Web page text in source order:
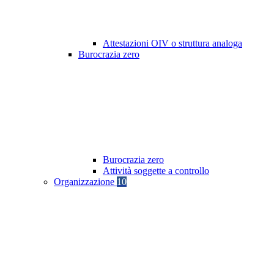
Attestazioni OIV o struttura analoga
Burocrazia zero
Burocrazia zero
Attività soggette a controllo
Organizzazione 10